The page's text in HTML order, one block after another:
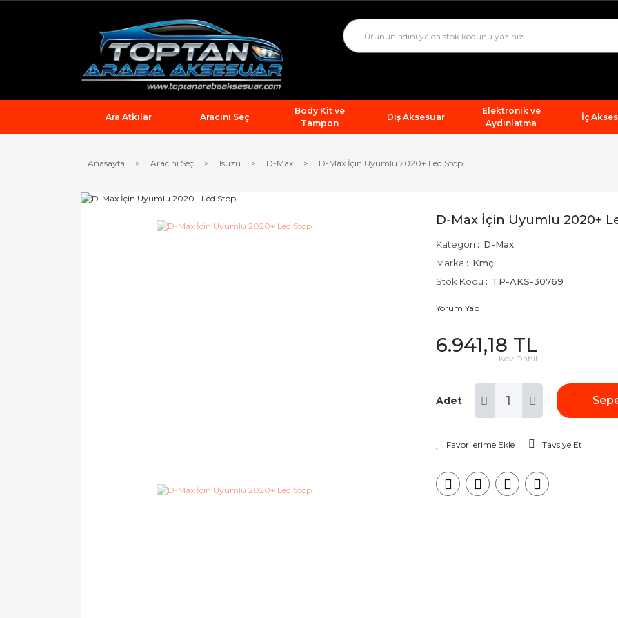
Ara Atkılar Aracını Seç
Body Kit ve
Tampon
Dış Aksesuar
Elektronik ve
Aydınlatma
İç
Anasayfa Aracını Seç Isuzu D-Max D-Max İçin Uyumlu 2020+ Led Stop
D-Max İçin Uyumlu 2020+
Kategori
D-Max
Marka
Kmç
Stok Kodu
TP-AKS-30769
Yorum Yap
6.941,18 TL
Kdv Dahil
Adet
Tavsiye Et